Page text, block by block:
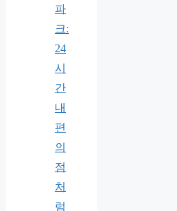
파
크:
24
시
간
내
편
의
점
처
럼